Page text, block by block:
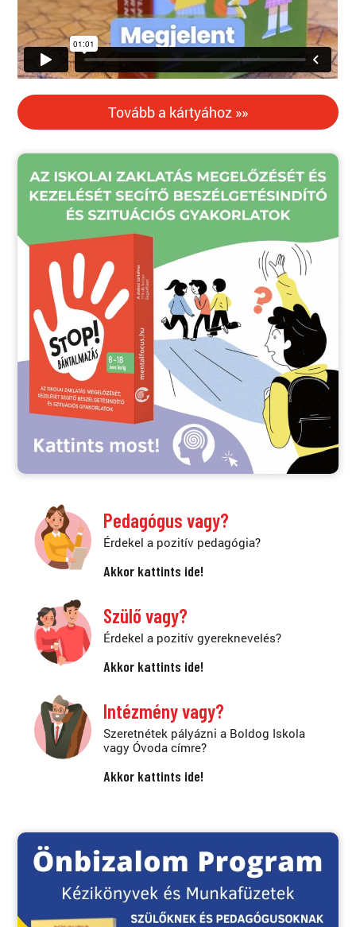
Tovább a kártyához »»
Pedagógus vagy?
Érdekel a pozitív pedagógia?
Akkor kattints ide!
Szülő vagy?
Érdekel a pozitív gyereknevelés?
Akkor kattints ide!
Intézmény vagy?
Szeretnétek pályázni a Boldog Iskola
vagy Óvoda címre?
Akkor kattints ide!